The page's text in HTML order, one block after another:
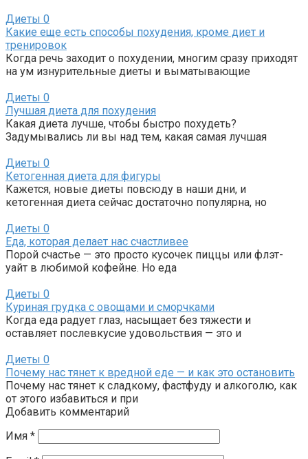
Диеты 0
Какие еще есть способы похудения, кроме диет и
тренировок
Когда речь заходит о похудении, многим сразу приходят
на ум изнурительные диеты и выматывающие
Диеты 0
Лучшая диета для похудения
Какая диета лучше, чтобы быстро похудеть?
Задумывались ли вы над тем, какая самая лучшая
Диеты 0
Кетогенная диета для фигуры
Кажется, новые диеты повсюду в наши дни, и
кетогенная диета сейчас достаточно популярна, но
Диеты 0
Еда, которая делает нас счастливее
Порой счастье — это просто кусочек пиццы или флэт-
уайт в любимой кофейне. Но еда
Диеты 0
Куриная грудка с овощами и сморчками
Когда еда радует глаз, насыщает без тяжести и
оставляет послевкусие удовольствия — это и
Диеты 0
Почему нас тянет к вредной еде — и как это остановить
Почему нас тянет к сладкому, фастфуду и алкоголю, как
от этого избавиться и при
Добавить комментарий
Имя *